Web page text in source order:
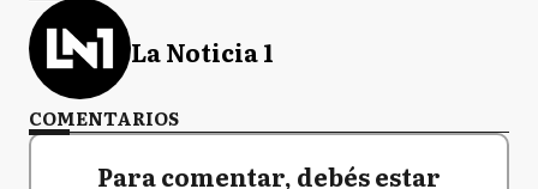
La Noticia 1
COMENTARIOS
Para comentar, debés estar